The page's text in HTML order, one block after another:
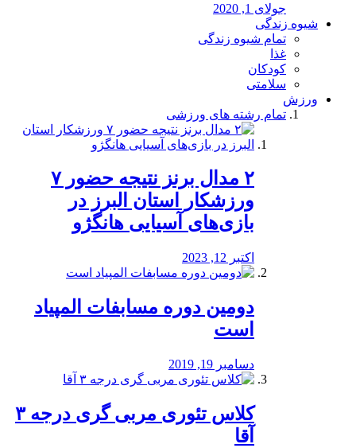
جولای 1, 2020
شیوه زندگی
تمام شیوه زندگی
غذا
کودکان
سلامتی
ورزش
تمام رشته های ورزشی
۲ مدال برنز نتیجه حضور ۷
ورزشکار استان البرز در
بازی‌های آسیایی هانگژو
اکتبر 12, 2023
دومین دوره مسابفات المپیاد
است
دسامبر 19, 2019
کلاس تئوری مربی گری درجه ۳
آقا